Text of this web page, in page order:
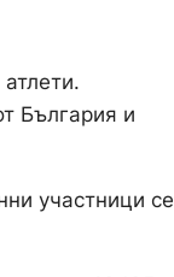
България и
участници се